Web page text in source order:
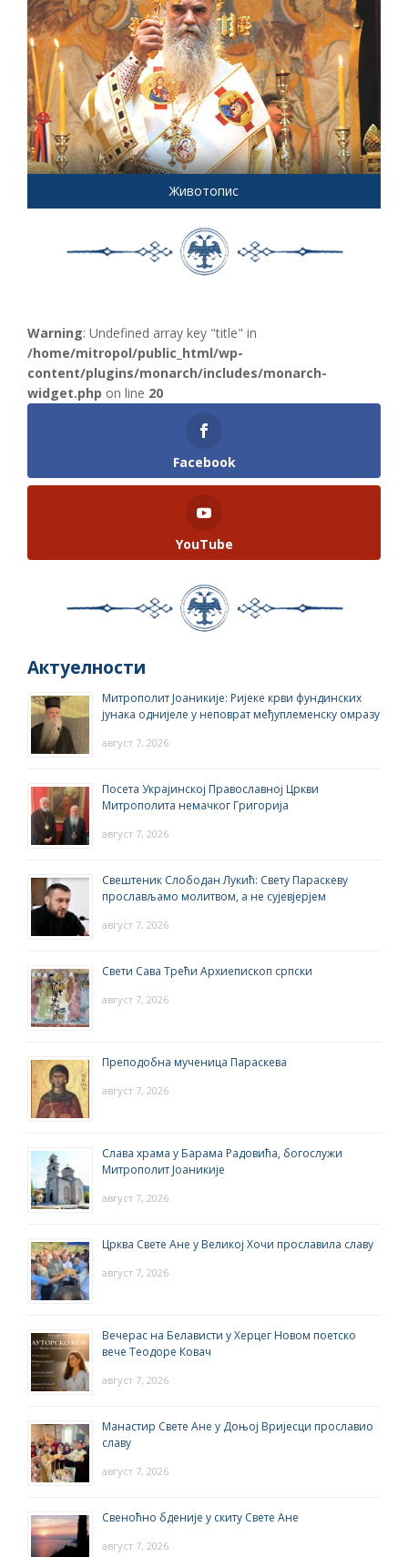
Животопис
Warning: Undefined array key "title" in
/home/mitropol/public_html/wp-
content/plugins/monarch/includes/monarch-
widget.php on line 20
Facebook
YouTube
Актуелности
Митрополит Јоаникије: Ријеке крви фундинских
јунака однијеле у неповрат међуплеменску омразу
август 7, 2026
Посета Украјинској Православној Цркви
Митрополита немачког Григорија
август 7, 2026
Свештеник Слободан Лукић: Свету Параскеву
прослављамо молитвом, а не сујевјерјем
август 7, 2026
Свети Сава Трећи Архиепископ српски
август 7, 2026
Преподобна мученица Параскева
август 7, 2026
Слава храма у Барама Радовића, богослужи
Митрополит Јоаникије
август 7, 2026
Црква Свете Ане у Великој Хочи прославила славу
август 7, 2026
Вечерас на Белависти у Херцег Новом поетско
вече Теодоре Ковач
август 7, 2026
Манастир Свете Ане у Доњој Вријесци прославио
славу
август 7, 2026
Свеноћно бденије у скиту Свете Ане
август 7, 2026